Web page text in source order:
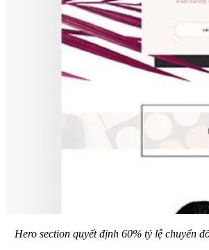
Hero section quyết định 60% tỷ lệ chuyển